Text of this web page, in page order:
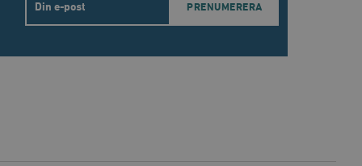
Email
människor och bots.
att göra giltiga